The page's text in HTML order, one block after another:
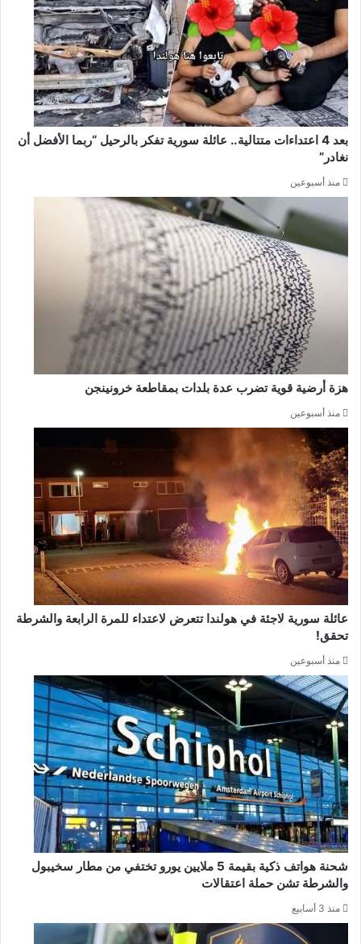
بعد 4 اعتداءات متتالية.. عائلة سورية تفكر بالرحيل “ربما الأفضل أن
نغادر”
منذ أسبوعين
هزة أرضية قوية تضرب عدة بلدات بمقاطعة خرونينجن
منذ أسبوعين
عائلة سورية لاجئة في هولندا تتعرض لاعتداء للمرة الرابعة والشرطة
تحقق!
منذ أسبوعين
شحنة هواتف ذكية بقيمة 5 ملايين يورو تختفي من مطار سخيبول
والشرطة تشن حملة اعتقالات
منذ 3 أسابيع